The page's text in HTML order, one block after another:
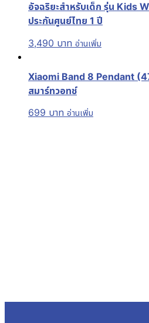
อัจฉริยะสำหรับเด็ก รุ่น Kids
ประกันศูนย์ไทย 1 ปี
3,490 บาท อ่านเพิ่ม
Xiaomi Band 8 Pendant
สมาร์ทวอทช์
699 บาท อ่านเพิ่ม